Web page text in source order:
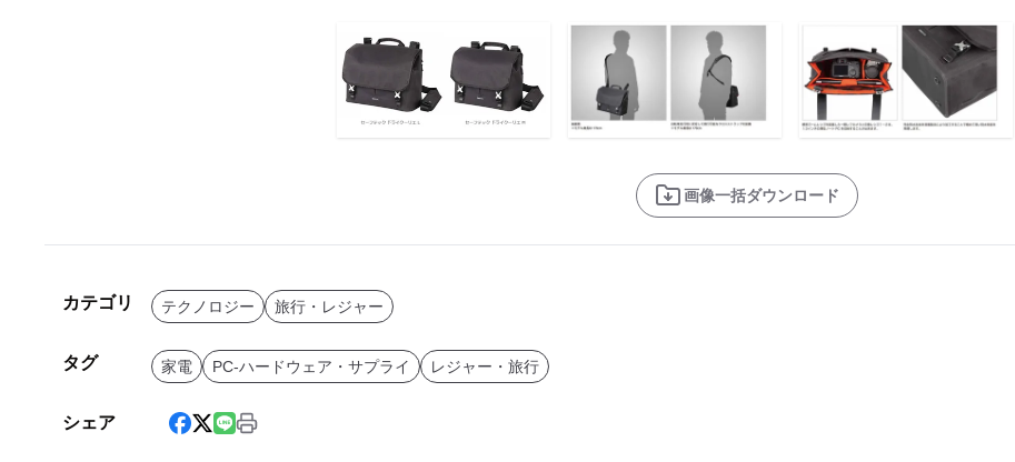
画像一括ダウンロード
カテゴリ テクノロジー 旅行・レジャー
タグ 家電 PC-ハードウェア・サプライ レジャー・旅行
シェア